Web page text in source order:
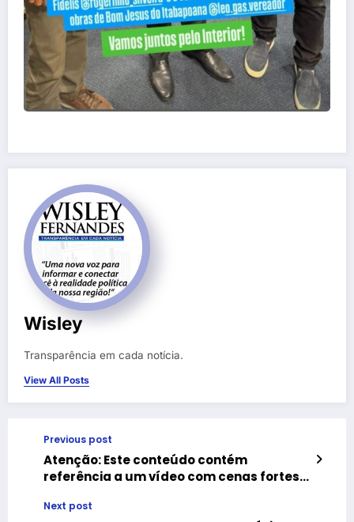
Wisley
Transparência em cada notícia.
View All Posts
Previous post
Atenção: Este conteúdo contém
referência a um vídeo com cenas fortes.
no Bairro Pimentel Marques:
Next post